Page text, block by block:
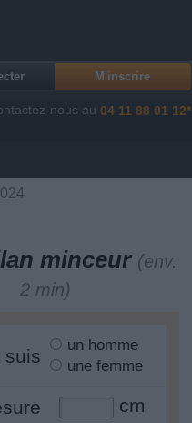
M'inscrire
nous au 04 11 88 01 12*
minceur (env.
2 min)
suis
un homme
une femme
cm